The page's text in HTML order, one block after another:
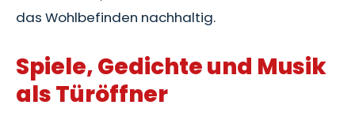
das Wohlbefinden nachhaltig.
Spiele, Gedichte und Musik
als Türöffner